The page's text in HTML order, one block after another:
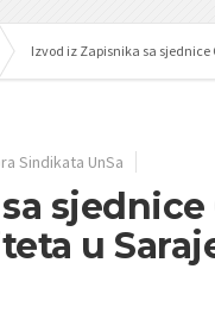
Izvod iz Zapisnika sa
Sindikata UnSa
u